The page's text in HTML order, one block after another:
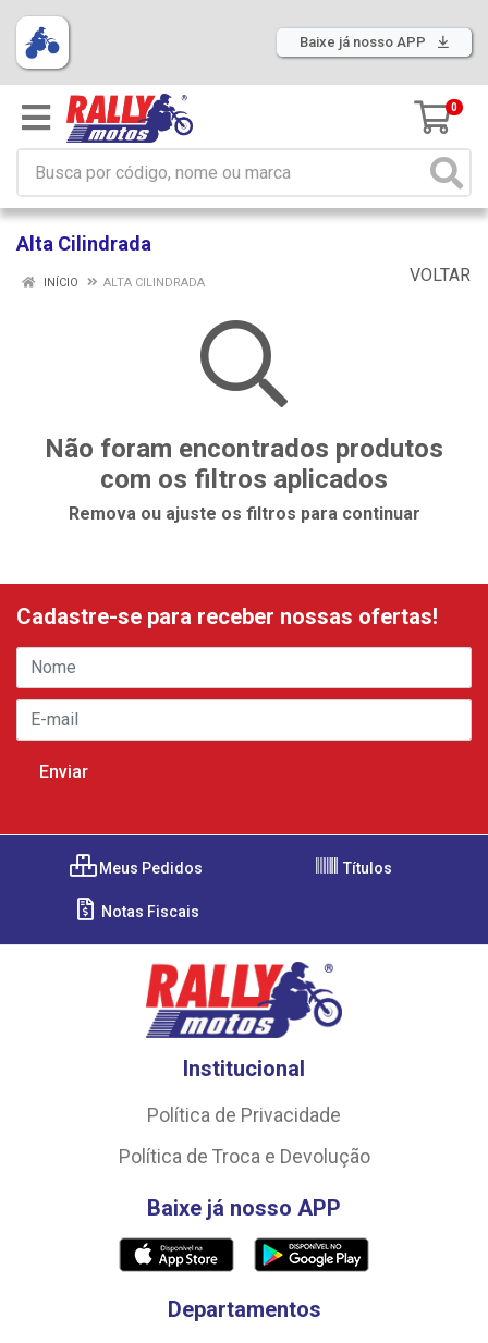
Baixe já nosso APP
0
Alta Cilindrada
VOLTAR
INÍCIO ALTA CILINDRADA
Não foram encontrados produtos
com os filtros aplicados
Remova ou ajuste os filtros para continuar
Cadastre-se para receber nossas ofertas!
Meus Pedidos Títulos
Notas Fiscais
Institucional
Política de Privacidade
Política de Troca e Devolução
Baixe já nosso APP
Departamentos